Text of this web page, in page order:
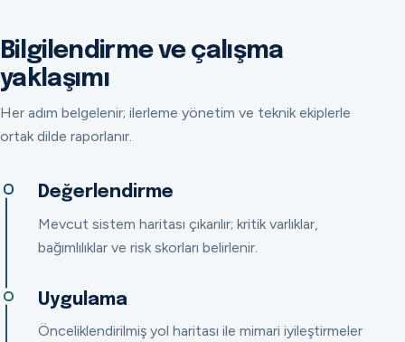
Bilgilendirme ve çalışma
yaklaşımı
Her adım belgelenir; ilerleme yönetim ve teknik ekiplerle
ortak dilde raporlanır.
Değerlendirme
Mevcut sistem haritası çıkarılır; kritik varlıklar,
bağımlılıklar ve risk skorları belirlenir.
Uygulama
Önceliklendirilmiş yol haritası ile mimari iyileştirmeler